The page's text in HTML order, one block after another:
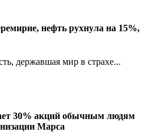
нефть рухнула на 15%,
державшая мир в страхе...
30% акций обычным людям
Марса